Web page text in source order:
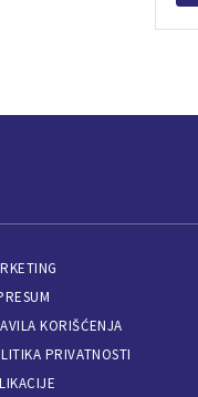
KORIŠĆENJA
PRIVATNOSTI